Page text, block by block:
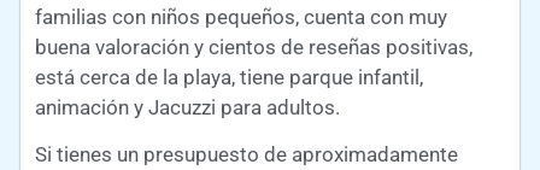
familias con niños pequeños, cuenta con muy
buena valoración y cientos de reseñas positivas,
está cerca de la playa, tiene parque infantil,
animación y Jacuzzi para adultos.
Si tienes un presupuesto de aproximadamente